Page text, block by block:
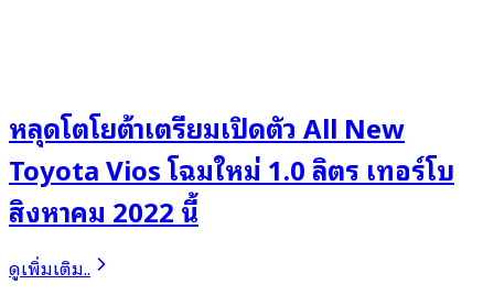
หลุดโตโยต้าเตรียมเปิดตัว All New
Toyota Vios โฉมใหม่ 1.0 ลิตร เทอร์โบ
สิงหาคม 2022 นี้
ดูเพิ่มเติม..